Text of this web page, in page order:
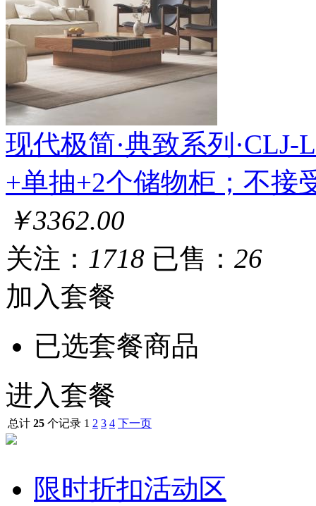
现代极简·典致系列·CLJ-
+单抽+2个储物柜；不接
￥3362.00
关注： 1718 已售： 26
加入套餐
已选套餐商品
进入套餐
总计 25 个记录 1 2 3 4 下一页
限时折扣活动区